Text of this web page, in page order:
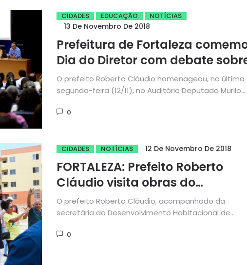
CIDADES EDUCAÇÃO NOTÍCIAS
13 De Novembro De 2018
Prefeitura de Fortaleza
Dia do Diretor com debate
os desafios da gestão escolar
O prefeito Roberto Cláudio homenageou, na última
segunda-feira (12/11), no Auditório Deputado Murilo
0
CIDADES NOTÍCIAS 12 De Novembro De 2018
FORTALEZA: Prefeito Roberto
Cláudio visita obras do
Residencial Luiz Gonzaga
O prefeito Roberto Cláudio, acompanhado da
secretária do Desenvolvimento Habitacional de
0